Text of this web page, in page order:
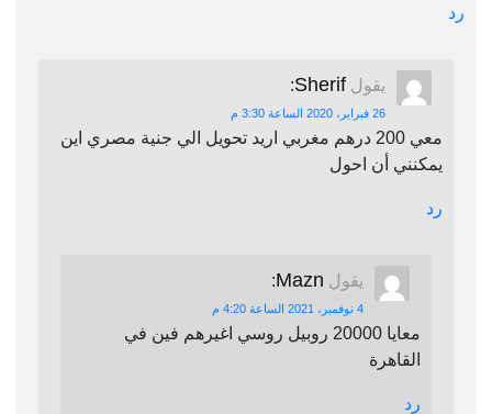
رد
يقول Sherif
:
26 فبراير، 2020 الساعة 3:30 م
معي 200 درهم مغربي اريد تحويل الي جنية مصري اين
يمكنني أن احول
رد
يقول Mazn
:
4 نوفمبر، 2021 الساعة 4:20 م
معايا 20000 روبيل روسي اغيرهم فين في
القاهرة
رد